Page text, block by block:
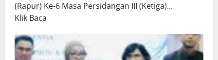
(Rapur) Ke-6 Masa Persidangan III (Ketiga)...
Klik Baca
about
Rapur